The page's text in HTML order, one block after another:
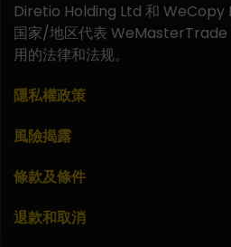
Diretio Holding Ltd 和 WeCopy
国家/地区代表 WeMasterTrade
用的法律和法规。
隱私權政策
風險揭露
條款及條件
退款和取消